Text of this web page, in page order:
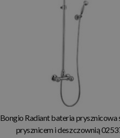
Bongio Radiant bateria prysznicowa
prysznicem i deszczownią